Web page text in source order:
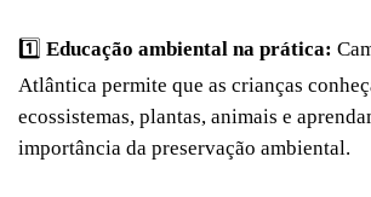
1️⃣ Educação ambiental na prática:
Atlântica permite que as crianças
ecossistemas, plantas, animais e
importância da preservação ambiental.